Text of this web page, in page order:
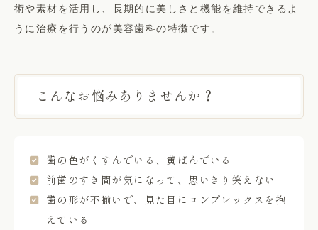
術や素材を活用し、長期的に美しさと機能を維持できるよ
うに治療を行うのが美容歯科の特徴です。
こんなお悩みありませんか？
歯の色がくすんでいる、黄ばんでいる
前歯のすき間が気になって、思いきり笑えない
歯の形が不揃いで、見た目にコンプレックスを抱
えている